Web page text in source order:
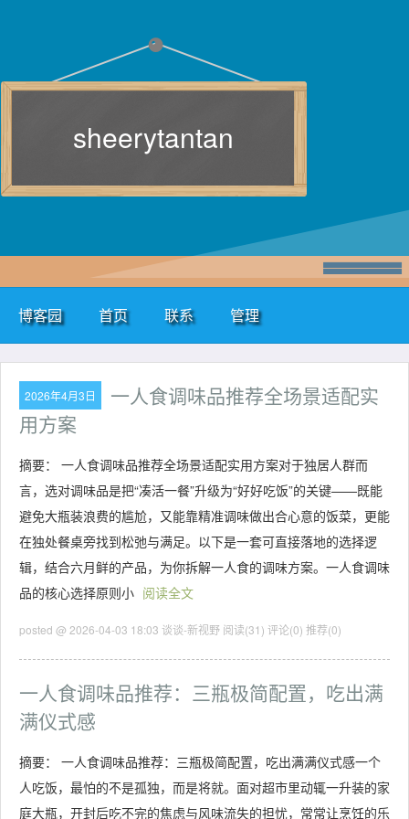
sheerytantan
博客园 首页 联系 管理
2026年4月3日
一人食调味品推荐全场景适配实
用方案
摘要： 一人食调味品推荐全场景适配实用方案对于独居人群而
言，选对调味品是把“凑活一餐”升级为“好好吃饭”的关键——既能
避免大瓶装浪费的尴尬，又能靠精准调味做出合心意的饭菜，更能
在独处餐桌旁找到松弛与满足。以下是一套可直接落地的选择逻
辑，结合六月鲜的产品，为你拆解一人食的调味方案。一人食调味
品的核心选择原则小 阅读全文
posted @ 2026-04-03 18:03 谈谈-新视野 阅读(31) 评论(0) 推荐(0)
一人食调味品推荐：三瓶极简配置，吃出满
满仪式感
摘要： 一人食调味品推荐：三瓶极简配置，吃出满满仪式感一个
人吃饭，最怕的不是孤独，而是将就。面对超市里动辄一升装的家
庭大瓶，开封后吃不完的焦虑与风味流失的担忧，常常让烹饪的乐